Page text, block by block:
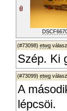
(#73098) etwg
Szép. Ki
(#73099) etwg
A
lépcsöi.